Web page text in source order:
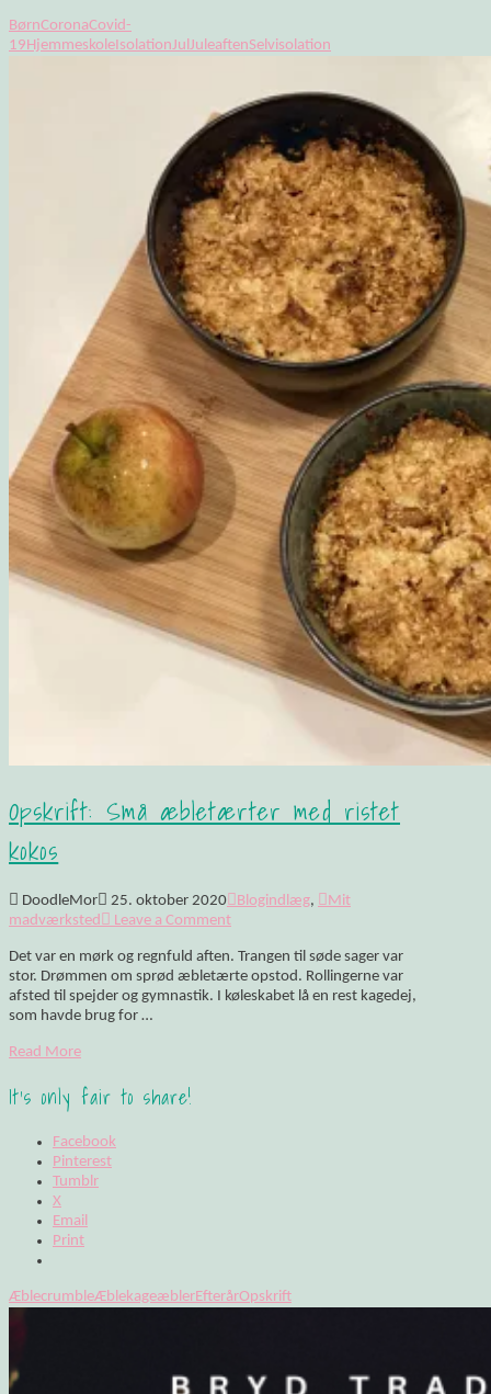
BørnCoronaCovid-
19HjemmeskoleIsolationJul JuleaftenSelvisolation
Opskrift: Små æbletærter med ristet
kokos
DoodleMor 25. oktober 2020 Blogindlæg,
Mit
madværksted
Leave a Comment
Det var en mørk og regnfuld aften. Trangen til søde sager var
stor. Drømmen om sprød æbletærte opstod. Rollingerne var
afsted til spejder og gymnastik. I køleskabet lå en rest kagedej,
som havde brug for …
Read More
It's only fair to share!
Facebook
Pinterest
Tumblr
X
Email
Print
ÆblecrumbleÆblekageæblerEfterårOpskrift